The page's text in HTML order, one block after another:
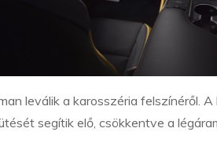
leválik a karosszéria felszínéről. A
segítik elő, csökkentve a